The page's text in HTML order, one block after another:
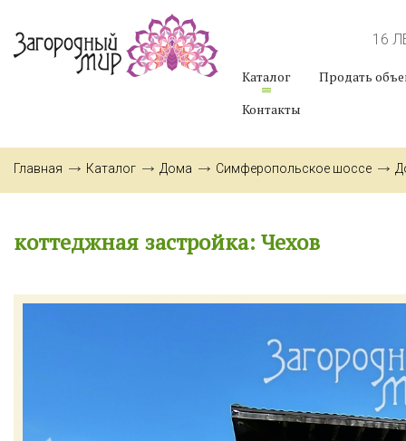
16
Каталог
Продать
Контакты
Главная Каталог Дома Симферопольское шоссе
коттеджная застройка: Чехов